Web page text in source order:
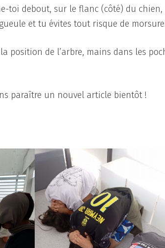
toi debout, sur le flanc (côté) du chien,
et tu évites tout risque de
position de l’arbre, mains dans les
paraître un nouvel article bientôt !